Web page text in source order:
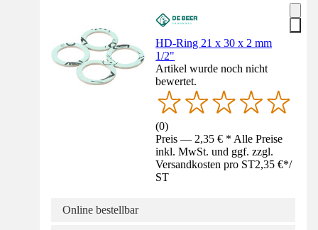
HD-Ring 21 x 30 x 2 mm
1/2"
Artikel wurde noch nicht
bewertet.
(0)
Preis — 2,35 € * Alle Preise
inkl. MwSt. und ggf. zzgl.
Versandkosten pro ST2,35 €*/
ST
Online bestellbar